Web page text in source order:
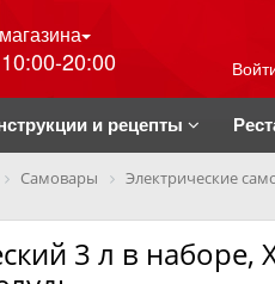
20:00
и рецепты
Самовары Электрические
3 л в